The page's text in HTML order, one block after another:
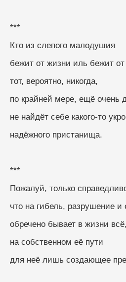
***
Кто из слепого малодушия
бежит от жизни иль бежит
тот, вероятно, никогда,
по крайней мере, ещё очень
не найдёт себе какого-то
надёжного пристанища.
***
Пожалуй, только
что на гибель, разрушение и
обречено бывает в жизни всё,
на собственном её пути
для неё лишь создающее